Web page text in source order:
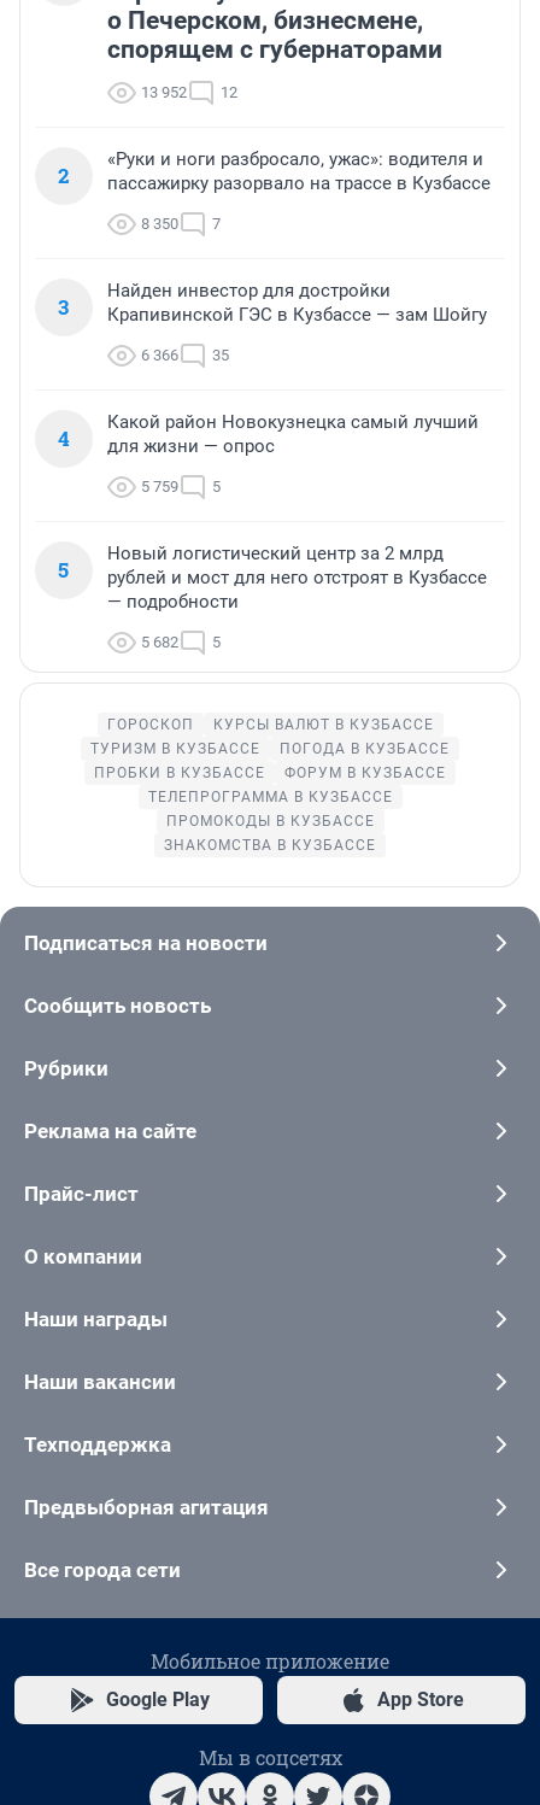
о Печерском, бизнесмене,
спорящем с губернаторами
13 952 12
2
«Руки и ноги разбросало, ужас»: водителя и
пассажирку разорвало на трассе в Кузбассе
8 350 7
3
Найден инвестор для достройки
Крапивинской ГЭС в Кузбассе — зам Шойгу
6 366 35
4
Какой район Новокузнецка самый лучший
для жизни — опрос
5 759 5
5
Новый логистический центр за 2 млрд
рублей и мост для него отстроят в Кузбассе
— подробности
5 682 5
ГОРОСКОП
КУРСЫ ВАЛЮТ В КУЗБАССЕ
ТУРИЗМ В КУЗБАССЕ
ПОГОДА В КУЗБАССЕ
ПРОБКИ В КУЗБАССЕ
ФОРУМ В КУЗБАССЕ
ТЕЛЕПРОГРАММА В КУЗБАССЕ
ПРОМОКОДЫ В КУЗБАССЕ
ЗНАКОМСТВА В КУЗБАССЕ
Подписаться на новости
Сообщить новость
Рубрики
Реклама на сайте
Прайс-лист
О компании
Наши награды
Наши вакансии
Техподдержка
Предвыборная агитация
Все города сети
Мобильное приложение
Google Play App Store
Мы в соцсетях